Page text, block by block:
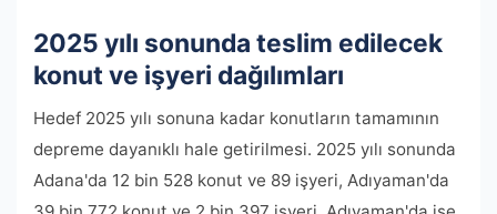
2025 yılı sonunda teslim edilecek
konut ve işyeri dağılımları
Hedef 2025 yılı sonuna kadar konutların tamamının
depreme dayanıklı hale getirilmesi. 2025 yılı sonunda
Adana'da 12 bin 528 konut ve 89 işyeri, Adıyaman'da